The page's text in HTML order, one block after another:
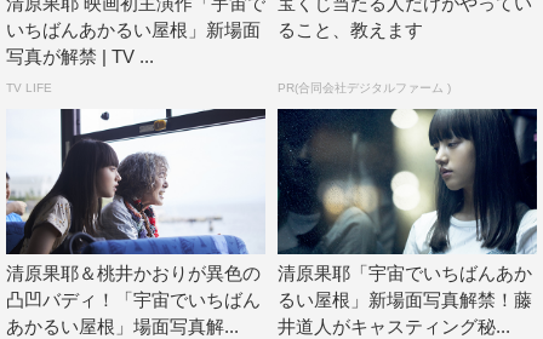
＜作品情報＞
「宇宙でいちばんあかるい屋根」
全国公開中
出演：清原果耶
伊藤健太郎、水野美紀、山中崇、醍醐虎汰朗、坂井真紀、
吉岡秀隆
桃井かおり
いちばんあかるい屋根」新場面
写真が解禁 | TV ...
TV LIFE
ること、教えます
PR(合同会社デジタルファーム )
清原果耶＆桃井かおりが異色の
凸凹バディ！「宇宙でいちばん
あかるい屋根」場面写真解...
清原果耶「宇宙でいちばんあか
るい屋根」新場面写真解禁！藤
井道人がキャスティング秘...